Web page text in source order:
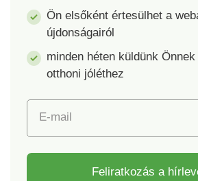
Ön elsőként értesülhet a
újdonságairól
minden héten küldünk
otthoni jóléthez
E-mail
Feliratkozás a